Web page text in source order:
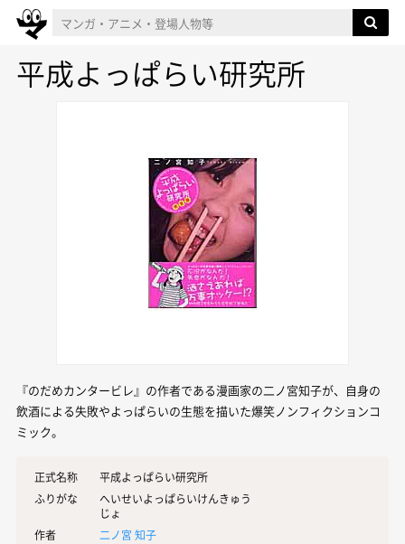
平成よっぱらい研究所
『のだめカンタービレ』の作者である漫画家の二ノ宮知子が、自身の
飲酒による失敗やよっぱらいの生態を描いた爆笑ノンフィクションコ
ミック。
正式名称
平成よっぱらい研究所
ふりがな
へいせいよっぱらいけんきゅう
じょ
作者
二ノ宮 知子